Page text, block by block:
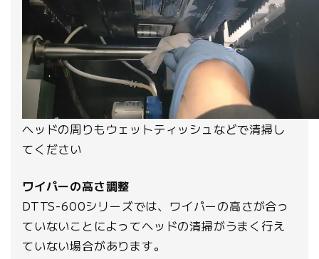
ヘッドの周りもウェットティッシュなどで清掃し
てください
ワイパーの高さ調整
DTTS-600シリーズでは、ワイパーの高さが合っ
ていないことによってヘッドの清掃がうまく行え
ていない場合があります。